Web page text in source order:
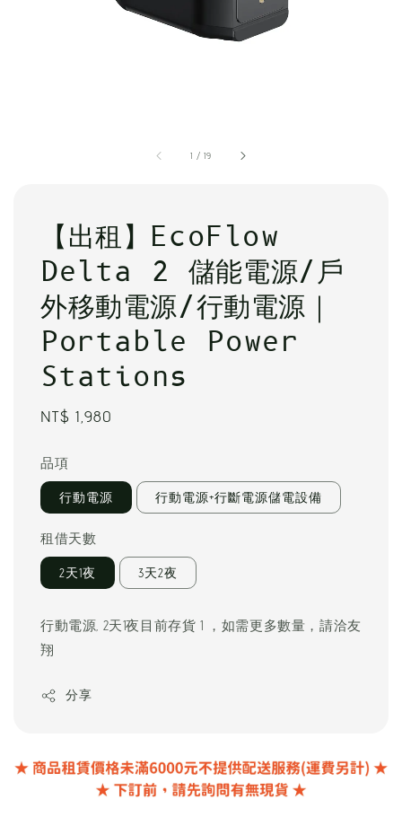
1 /19
【出租】EcoFlow
Delta 2 儲能電源/戶
外移動電源/行動電源｜
Portable Power
Stations
Regular
NT$ 1,980
品項
行動電源 行動電源+行斷電源儲電設備
租借天數
2天1夜 3天2夜
行動電源, 2天1夜目前存貨 1 ，如需更多數量，請洽友
翔
分享